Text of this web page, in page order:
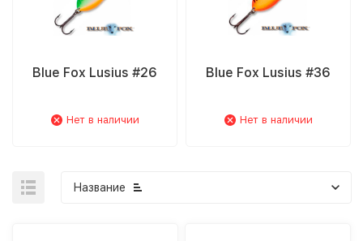
Blue Fox Lusius #26
Нет в наличии
Blue Fox Lusius #36
Нет в наличии
Название